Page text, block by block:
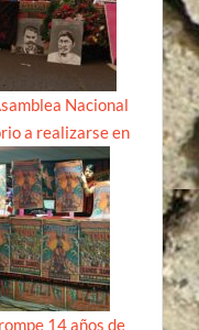
Nacional
a realizarse en
14 años de